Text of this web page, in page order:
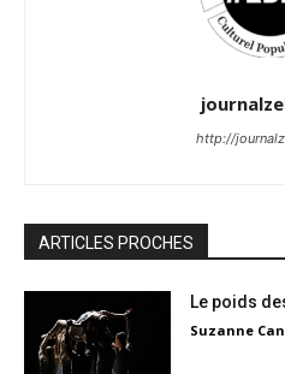
http://
ARTICLES PROCHES
Le poids
Suzanne